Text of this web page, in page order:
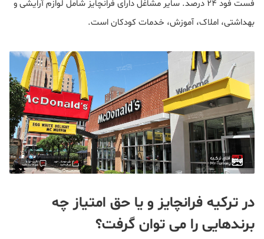
فست فود ۲۴ درصد. سایر مشاغل دارای فرانچایز شامل لوازم آرایشی و
بهداشتی، املاک، آموزش، خدمات کودکان است.
در ترکیه فرانچایز و یا حق امتیاز چه
برندهایی را می توان گرفت؟